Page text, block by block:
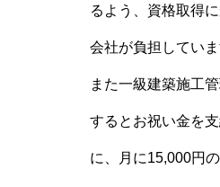
るよう、資格取得
会社が負担していま
また一級建築施工
するとお祝い金を
に、月に15,000円